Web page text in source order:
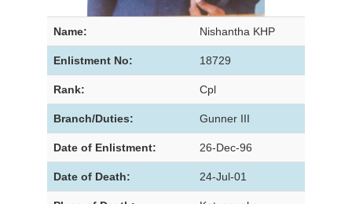
Name: Nishantha KHP
Enlistment No: 18729
Rank: Cpl
Branch/Duties: Gunner III
Date of Enlistment: 26-Dec-96
Date of Death: 24-Jul-01